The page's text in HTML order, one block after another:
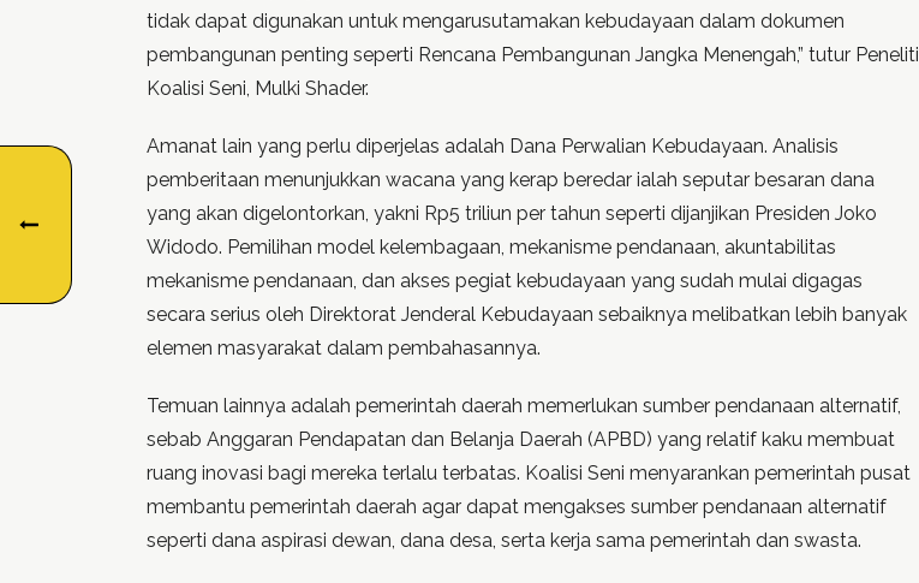
tidak dapat digunakan untuk mengarusutamakan kebudayaan dalam dokumen
pembangunan penting seperti Rencana Pembangunan Jangka Menengah,” tutur Peneliti
Koalisi Seni, Mulki Shader.
Amanat lain yang perlu diperjelas adalah Dana Perwalian Kebudayaan. Analisis
pemberitaan menunjukkan wacana yang kerap beredar ialah seputar besaran dana
yang akan digelontorkan, yakni Rp5 triliun per tahun seperti dijanjikan Presiden Joko
Widodo. Pemilihan model kelembagaan, mekanisme pendanaan, akuntabilitas
mekanisme pendanaan, dan akses pegiat kebudayaan yang sudah mulai digagas
secara serius oleh Direktorat Jenderal Kebudayaan sebaiknya melibatkan lebih banyak
elemen masyarakat dalam pembahasannya.
Temuan lainnya adalah pemerintah daerah memerlukan sumber pendanaan alternatif,
sebab Anggaran Pendapatan dan Belanja Daerah (APBD) yang relatif kaku membuat
ruang inovasi bagi mereka terlalu terbatas. Koalisi Seni menyarankan pemerintah pusat
membantu pemerintah daerah agar dapat mengakses sumber pendanaan alternatif
seperti dana aspirasi dewan, dana desa, serta kerja sama pemerintah dan swasta.